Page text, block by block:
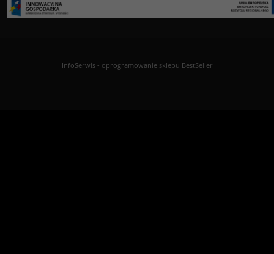
InfoSerwis- oprogramowanie sklepu BestSeller